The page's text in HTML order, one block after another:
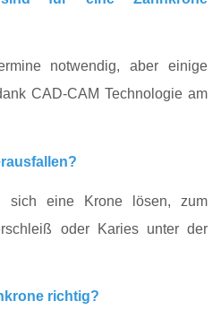
notwendig, aber einige
CAD‑CAM Technologie am
sich eine Krone lösen, zum
oder Karies unter der
richtig?